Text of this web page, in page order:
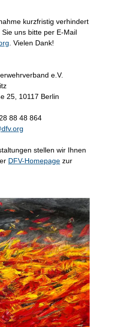
kurzfristig verhindert
uns bitte per E-Mail
. Vielen Dank!
e.V.
25, 10117 Berlin
88 48 864
stellen wir Ihnen
DFV-Homepage zur